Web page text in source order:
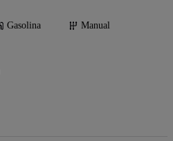
Gasolina
Manual